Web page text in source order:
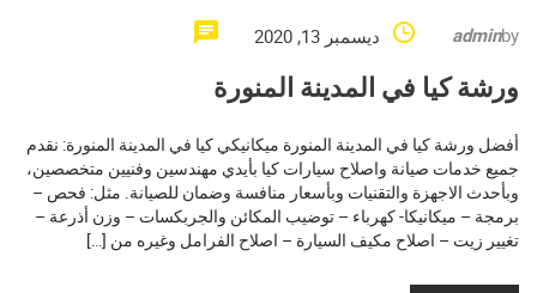
by
admin ديسمبر 13, 2020
ورشة كيا في المدينة المنورة
أفضل ورشة كيا في المدينة المنورة ميكانيكي كيا في المدينة المنورة: نقدم
جميع خدمات صيانة واصلاح سيارات كيا بأيدي مهندسين وفنيين متخصصين،
وبأحدث الاجهزة والتقنيات وبأسعار منافسة وضمان للصيانة. مثل: فحص –
برمجة – ميكانيكا- كهرباء – توضيب المكائن والجربكسات – وزن أذرعة –
تغيير زيت – اصلاح مكيف السيارة – اصلاح الفرامل وغيره من […]